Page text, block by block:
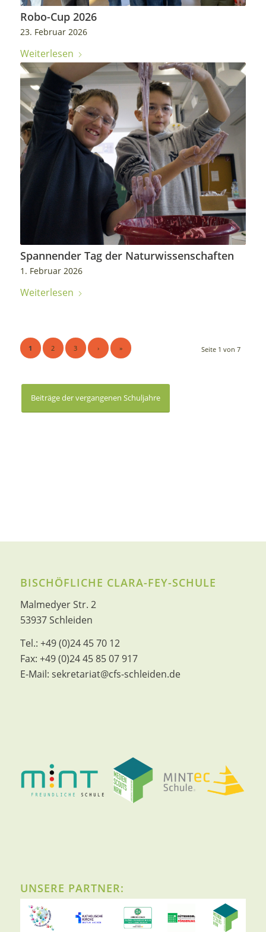
Robo-Cup 2026
23. Februar 2026
Weiterlesen
Spannender Tag der Naturwissenschaften
1. Februar 2026
Weiterlesen
Seite 1 von 7
1 2 3 › »
Beiträge der vergangenen Schuljahre
BISCHÖFLICHE CLARA-FEY-SCHULE
Malmedyer Str. 2
53937 Schleiden
Tel.: +49 (0)24 45 70 12
Fax: +49 (0)24 45 85 07 917
E-Mail: sekretariat@cfs-schleiden.de
UNSERE PARTNER: